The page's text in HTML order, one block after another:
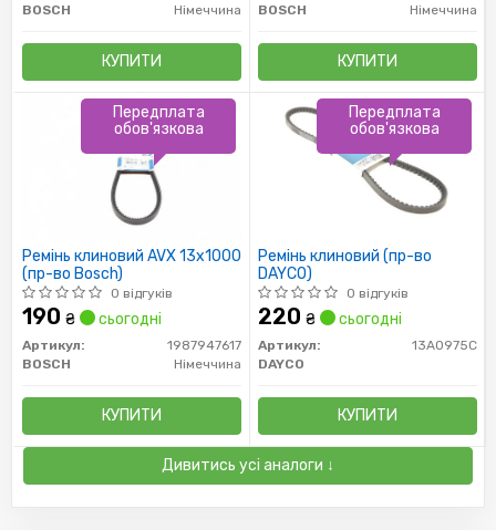
BOSCH
Німеччина
КУПИТИ
BOSCH
Німеччина
КУПИТИ
Ремінь клиновий AVX 13х1000
(пр-во Bosch)
0 відгуків
190 ₴ сьогодні
Артикул:
1987947617
BOSCH
Німеччина
КУПИТИ
Передплата
обов'язкова
Ремінь клиновий (пр-во
DAYCO)
0 відгуків
220 ₴ сьогодні
Артикул:
13A0975C
DAYCO
КУПИТИ
Передплата
обов'язкова
Дивитись усі аналоги ↓